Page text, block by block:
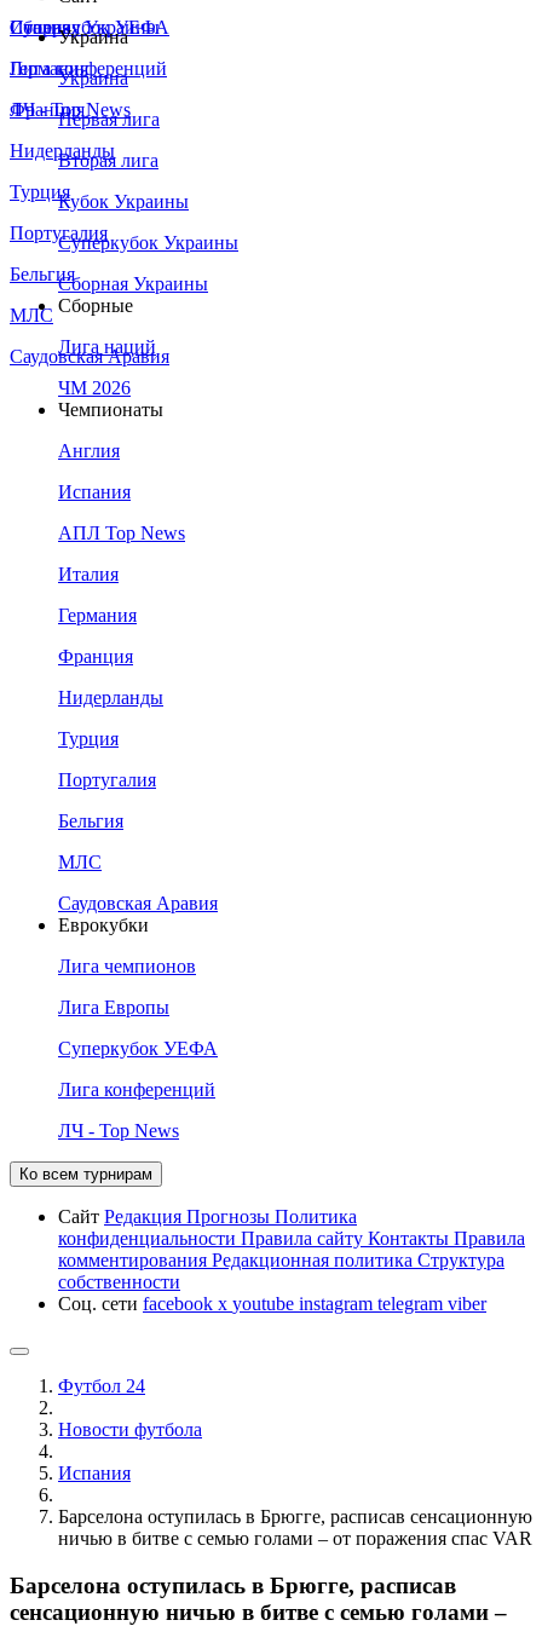
Сборная Украины
Италия
Германия
Франция
Нидерланды
Турция
Португалия
Бельгия
МЛС
Саудовская Аравия
Суперкубок УЕФА
Лига конференций
ЛЧ - Top News
Украина
Украина
Первая лига
Вторая лига
Кубок Украины
Суперкубок Украины
Сборная Украины
Сборные
Лига наций
ЧМ 2026
Чемпионаты
Англия
Испания
АПЛ Top News
Италия
Германия
Франция
Нидерланды
Турция
Португалия
Бельгия
МЛС
Саудовская Аравия
Еврокубки
Лига чемпионов
Лига Европы
Суперкубок УЕФА
Лига конференций
ЛЧ - Top News
Ко всем турнирам
Сайт Редакция Прогнозы Политика
конфиденциальности Правила сайту Контакты Правила
комментирования Редакционная политика Структура
собственности
Соц. сети facebook x youtube instagram telegram viber
Футбол 24
Новости футбола
Испания
Барселона оступилась в Брюгге, расписав сенсационную
ничью в битве с семью голами – от поражения спас VAR
Барселона оступилась в Брюгге, расписав
сенсационную ничью в битве с семью голами –